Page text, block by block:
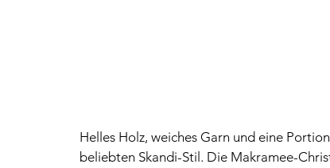
Helles Holz, weiches Garn und eine
beliebten Skandi-Stil. Die Makramee-